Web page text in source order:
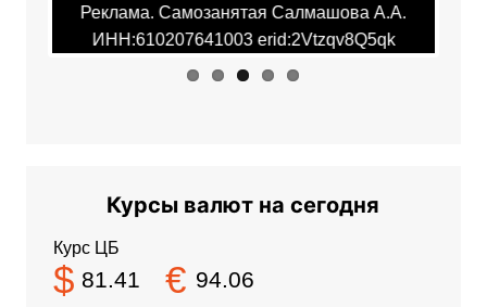
Реклама. Самозанятая Салмашова А.А.
ИНН:610207641003 erid:2Vtzqv8Q5qk
Курсы валют на сегодня
Курс ЦБ
$ 81.41 € 94.06